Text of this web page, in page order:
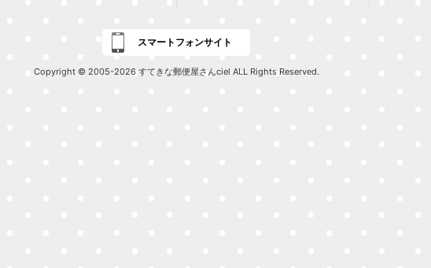
スマートフォンサイト
Copyright © 2005-2026 すてきな郵便屋さんciel ALL Rights Reserved.